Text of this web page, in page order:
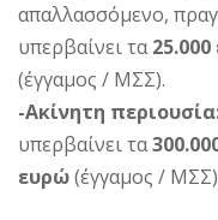
απαλλασσόμενο,
υπερβαίνει τα
(έγγαμος / ΜΣΣ).
-Ακίνητη
υπερβαίνει τα
ευρώ(έγγαμος /